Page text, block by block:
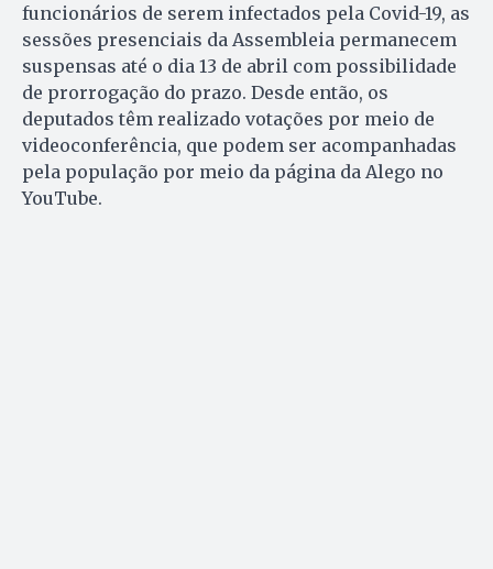
funcionários de serem infectados pela Covid-19, as
sessões presenciais da Assembleia permanecem
suspensas até o dia 13 de abril com possibilidade
de prorrogação do prazo. Desde então, os
deputados têm realizado votações por meio de
videoconferência, que podem ser acompanhadas
pela população por meio da página da Alego no
YouTube.